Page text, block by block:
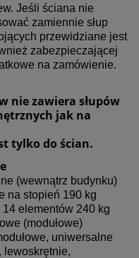
Jeśli ściana nie
zamiennie słup
przewidziane jest
zabezpieczającej
na zamówienie.
nie zawiera słupów
jak na
tylko do ścian.
(wewnątrz budynku)
na stopień 190 kg
elementów 240 kg
(modułowe)
uniwersalne
lewoskrętnie,